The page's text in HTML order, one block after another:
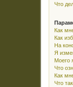
Что
Как
Как
На
Я
Моего
Что
Как
Что